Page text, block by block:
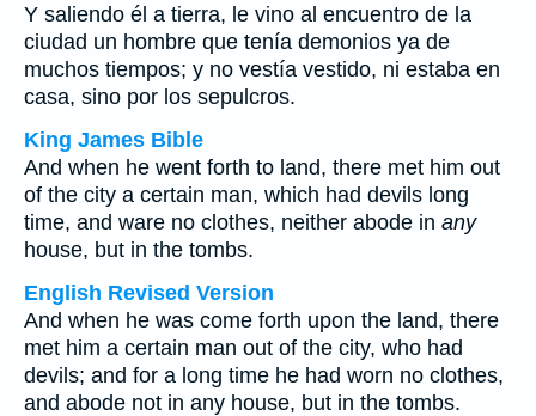
Y saliendo él a tierra, le vino al encuentro de la
ciudad un hombre que tenía demonios ya de
muchos tiempos; y no vestía vestido, ni estaba en
casa, sino por los sepulcros.
King James Bible
And when he went forth to land, there met him out
of the city a certain man, which had devils long
time, and ware no clothes, neither abode in any
house, but in the tombs.
English Revised Version
And when he was come forth upon the land, there
met him a certain man out of the city, who had
devils; and for a long time he had worn no clothes,
and abode not in any house, but in the tombs.